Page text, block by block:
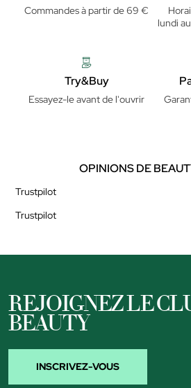
Commandes à partir de 69 €
lundi
Try&Buy
Essayez-le avant de l'ouvrir
OPINIONS DE
Trustpilot
Trustpilot
REJOIGNEZ LE
BEAUTY
INSCRIVEZ-VOUS